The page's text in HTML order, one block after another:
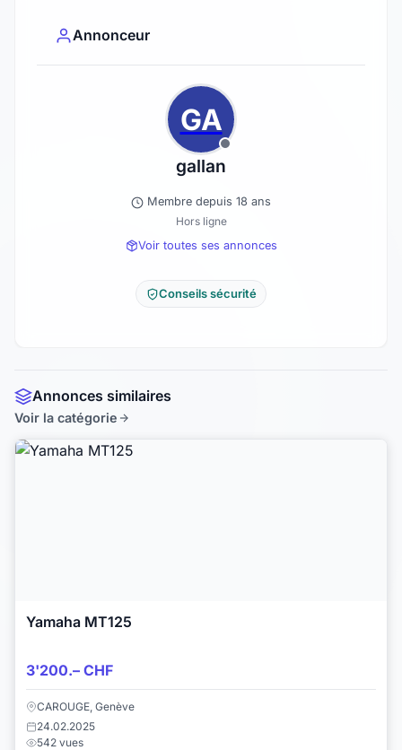
Annonceur
GA
gallan
Membre depuis 18 ans
Hors ligne
Voir toutes ses annonces
Conseils sécurité
Annonces similaires
Voir la catégorie
Yamaha MT125
3'200.– CHF
CAROUGE, Genève
24.02.2025
542 vues